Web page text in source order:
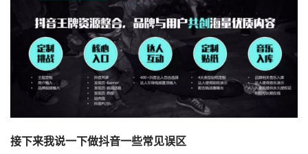
接下来我说一下做抖音一些常见误区